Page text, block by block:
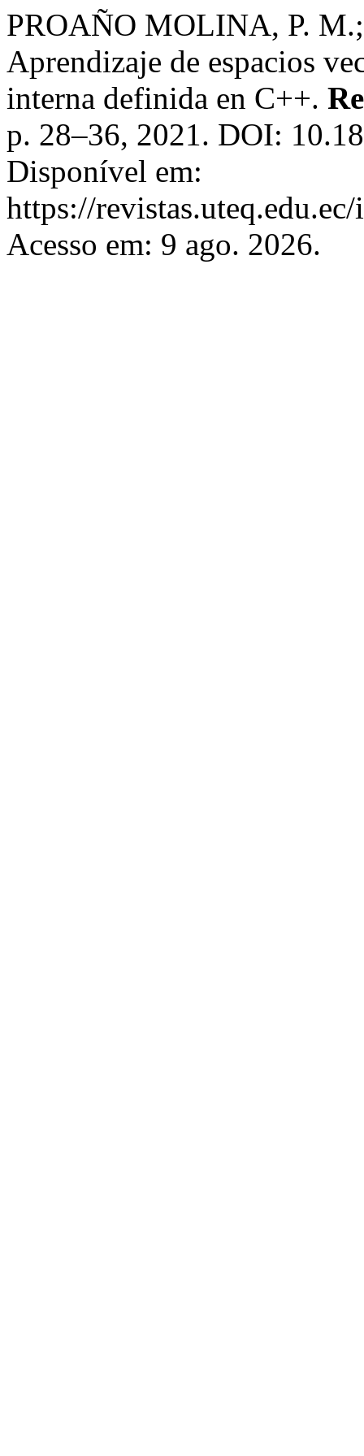
PROAÑO MOLINA, P.
Aprendizaje de espacios
interna definida en C++.
p. 28–36, 2021. DOI:
Disponível em:
https://
Acesso em: 9 ago. 2026.